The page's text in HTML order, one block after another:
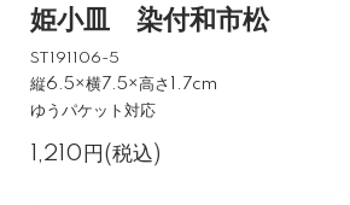
姫小皿 染付和市松
ST191106-5
縦6.5×横7.5×高さ1.7cm
ゆうパケット対応
1,210円(税込)